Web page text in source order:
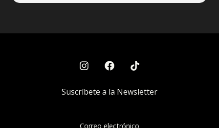
Suscríbete a la Newsletter
Correo electrónico